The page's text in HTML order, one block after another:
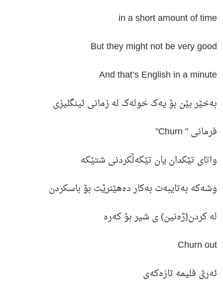
in a short amount of time
But they might not be very good
And that’s English in a minute
بەخێر بێن بۆ یەک خولەک لە زمانی ئینگلیزی
فرمانی " Churn"
واتای تێکدان یان تێکەڵکردنی شتێکە
وشەکە بەتایبەت بەکار دەهێنرێت بۆ باسکردن
لە کردن(ژەنین) ی شیر بۆ کەرە
Churn out
ئەرێ فلیمە تازەکەی